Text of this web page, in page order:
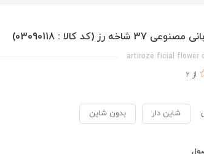
رز (کد کالا : 03090118)
artiroze ficial flower
از 2
شاین دار بدون شاین